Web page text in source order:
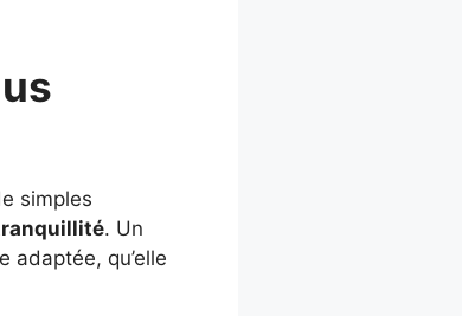
simples
. Un
adaptée, qu’elle